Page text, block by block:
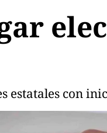
estatales con